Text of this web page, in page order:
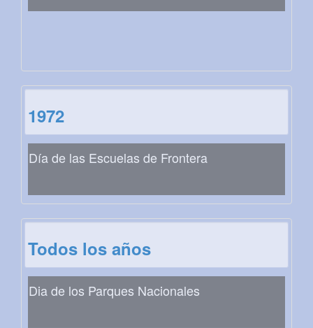
1972
Día de las Escuelas de Frontera
Todos los años
Dia de los Parques Nacionales